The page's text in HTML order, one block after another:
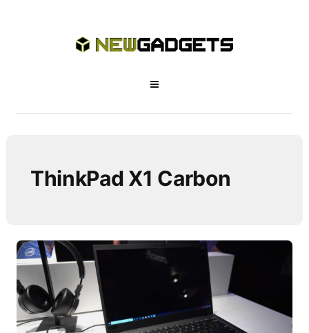
ThinkPad X1 Carbon